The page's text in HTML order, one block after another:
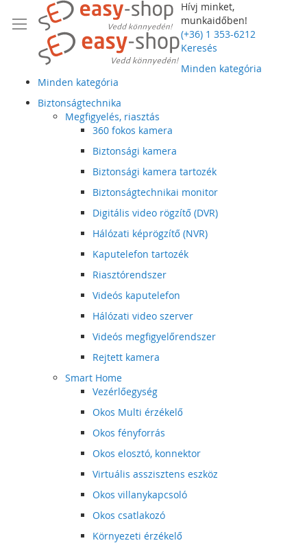
Hívj minket,
munkaidőben!
(+36) 1 353-6212
Keresés
Minden kategória
Minden kategória
Biztonságtechnika
Megfigyelés, riasztás
360 fokos kamera
Biztonsági kamera
Biztonsági kamera tartozék
Biztonságtechnikai monitor
Digitális video rögzítő (DVR)
Hálózati képrögzítő (NVR)
Kaputelefon tartozék
Riasztórendszer
Videós kaputelefon
Hálózati video szerver
Videós megfigyelőrendszer
Rejtett kamera
Smart Home
Vezérlőegység
Okos Multi érzékelő
Okos fényforrás
Okos elosztó, konnektor
Virtuális asszisztens eszköz
Okos villanykapcsoló
Okos csatlakozó
Környezeti érzékelő